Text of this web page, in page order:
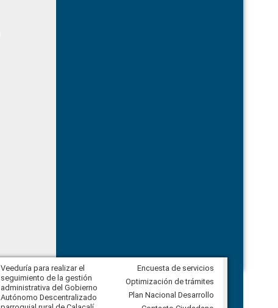
Veeduría para realizar el
seguimiento de la gestión
administrativa del Gobierno
Autónomo Descentralizado
Veeduría para vigilar los acuerdos,
derivados de la Audiencia Pública
comunidad Urbina, parroquia la
Encuesta de servicios
Optimización de trámites
Plan Nacional Desarrollo